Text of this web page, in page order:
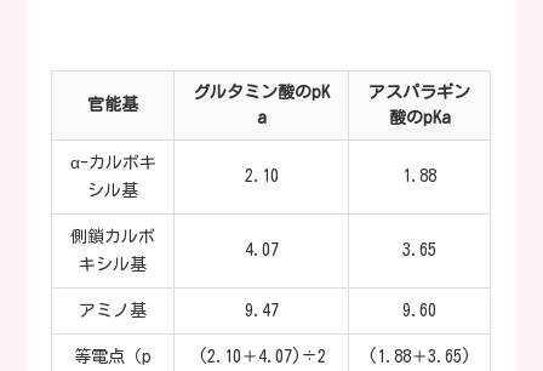
官能基
グルタミン酸のpK
a
アスパラギン
酸のpKa
α-カルボキ
シル基
2.10 1.88
側鎖カルボ
キシル基
4.07 3.65
アミノ基 9.47 9.60
等電点（p
(2.10＋4.07)÷2
(1.88＋3.65)